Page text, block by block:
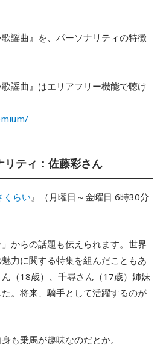
謡曲』を、パーソナリティの特徴
謡曲』はエリアフリー機能で聴け
リティ：佐藤彩さん
くらい』（月曜日～金曜日 6時30分
からの話題も伝えられます。世界
力に関する特集を組んだこともあ
（18歳）、千尋さん（17歳）姉妹
。将来、騎手として活躍するのが
も乗馬が趣味なのだとか。